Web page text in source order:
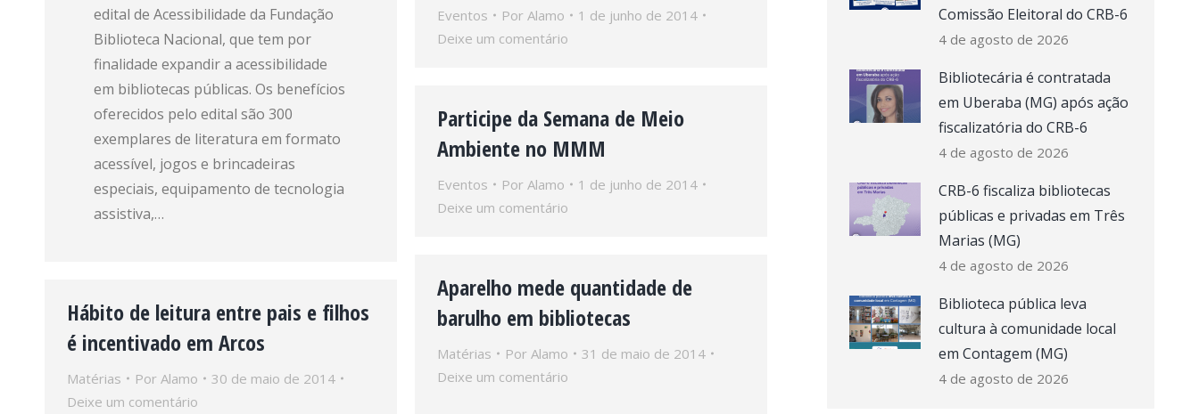
edital de Acessibilidade da Fundação
Biblioteca Nacional, que tem por
finalidade expandir a acessibilidade
em bibliotecas públicas. Os benefícios
oferecidos pelo edital são 300
exemplares de literatura em formato
acessível, jogos e brincadeiras
especiais, equipamento de tecnologia
assistiva,…
Eventos Por Alamo
1 de junho de 2014
Deixe um comentário
Participe da Semana de Meio
Ambiente no MMM
Eventos Por Alamo
1 de junho de 2014
Deixe um comentário
Aparelho mede quantidade de
barulho em bibliotecas
Matérias Por Alamo
31 de maio de 2014
Deixe um comentário
Hábito de leitura entre pais e filhos
é incentivado em Arcos
Matérias Por Alamo
30 de maio de 2014
Deixe um comentário
Comissão Eleitoral do CRB-6
4 de agosto de 2026
Bibliotecária é contratada
em Uberaba (MG) após ação
fiscalizatória do CRB-6
4 de agosto de 2026
CRB-6 fiscaliza bibliotecas
públicas e privadas em Três
Marias (MG)
4 de agosto de 2026
Biblioteca pública leva
cultura à comunidade local
em Contagem (MG)
4 de agosto de 2026